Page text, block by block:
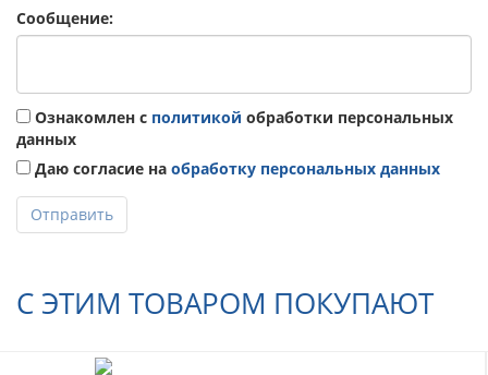
Сообщение:
Ознакомлен с политикой обработки персональных
данных
Даю согласие на обработку персональных данных
Отправить
С ЭТИМ ТОВАРОМ ПОКУПАЮТ